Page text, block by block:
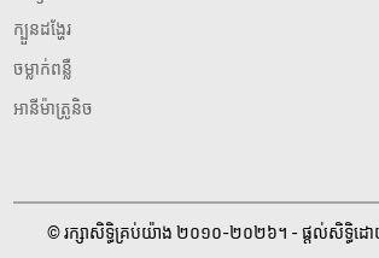
ក្បួនដង្ហែរ
ចម្លាក់ពន្លឺ
អានីម៉ាត្រូនិច
© រក្សាសិទ្ធិគ្រប់យ៉ាង ២០១០-២០២៦។ - ផ្តល់សិទ្ធិដ